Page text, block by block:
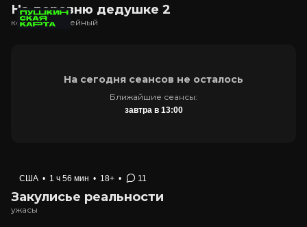
На деревню дедушке 2
комедия, семейный
На сегодня сеансов не осталось
Ближайшие сеансы:
завтра в 13:00
США • 1 ч 56 мин • 18+ • 11
Закулисье реальности
ужасы